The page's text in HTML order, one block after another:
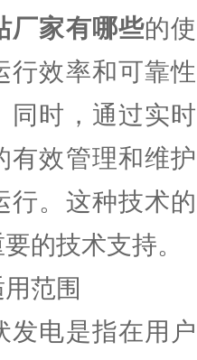
厂家有哪些的
行效率和可靠
同时，通过实
有效管理和维
行。这种技术
的技术支持。
范围
电是指在用户